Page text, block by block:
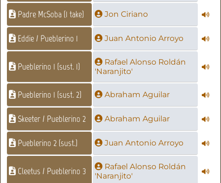
Padre McSoba (1 take) Jon Ciriano
Eddie / Pueblerino 1 Juan Antonio Arroyo
Pueblerino 1 (sust. 1)
Rafael Alonso Roldán
'Naranjito'
Pueblerino 1 (sust. 2) Abraham Aguilar
Skeeter / Pueblerino 2 Abraham Aguilar
Pueblerino 2 (sust.) Juan Antonio Arroyo
Cleetus / Pueblerino 3
Rafael Alonso Roldán
'Naranjito'